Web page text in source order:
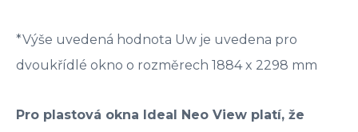
*Výše uvedená hodnota Uw je uvedena pro
dvoukřídlé okno o rozměrech 1884 x 2298 mm
Pro plastová okna Ideal Neo View platí, že